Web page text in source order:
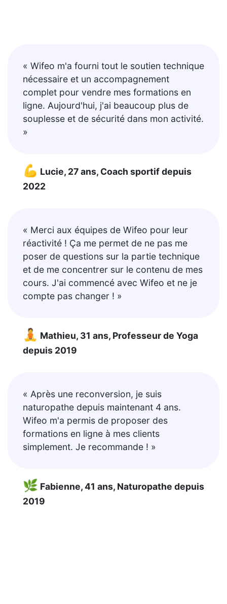
« Wifeo m'a fourni tout le soutien technique
nécessaire et un accompagnement
complet pour vendre mes formations en
ligne. Aujourd'hui, j'ai beaucoup plus de
souplesse et de sécurité dans mon activité.
»
💪 Lucie, 27 ans, Coach sportif depuis
2022
« Merci aux équipes de Wifeo pour leur
réactivité ! Ça me permet de ne pas me
poser de questions sur la partie technique
et de me concentrer sur le contenu de mes
cours. J'ai commencé avec Wifeo et ne je
compte pas changer ! »
🧘 Mathieu, 31 ans, Professeur de Yoga
depuis 2019
« Après une reconversion, je suis
naturopathe depuis maintenant 4 ans.
Wifeo m'a permis de proposer des
formations en ligne à mes clients
simplement. Je recommande ! »
🌿 Fabienne, 41 ans, Naturopathe depuis
2019